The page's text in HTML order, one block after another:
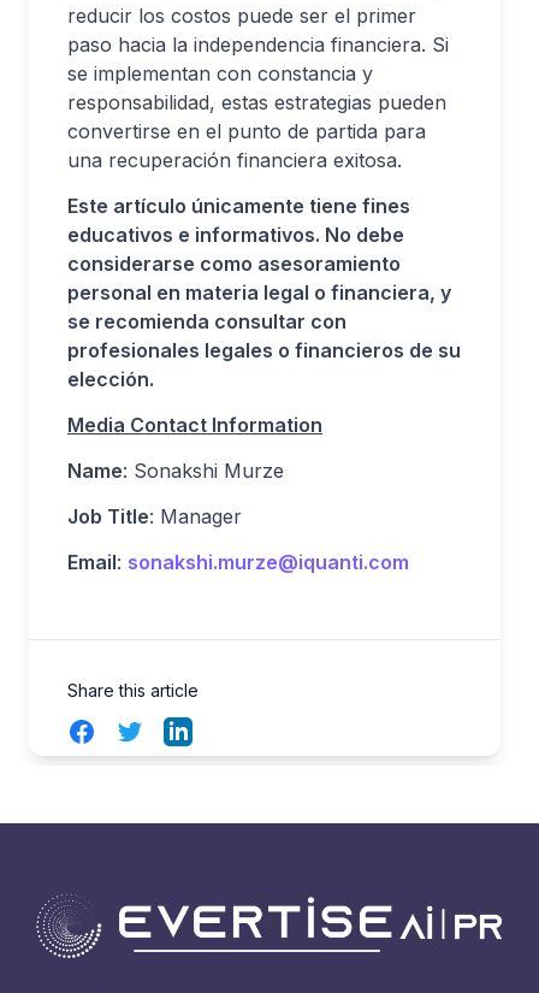
reducir los costos puede ser el primer
paso hacia la independencia financiera. Si
se implementan con constancia y
responsabilidad, estas estrategias pueden
convertirse en el punto de partida para
una recuperación financiera exitosa.
Este artículo únicamente tiene fines
educativos e informativos. No debe
considerarse como asesoramiento
personal en materia legal o financiera, y
se recomienda consultar con
profesionales legales o financieros de su
elección.
Media Contact Information
Name: Sonakshi Murze
Job Title: Manager
Email: sonakshi.murze@iquanti.com
Share this article
FacebookTwitterLinkedIn